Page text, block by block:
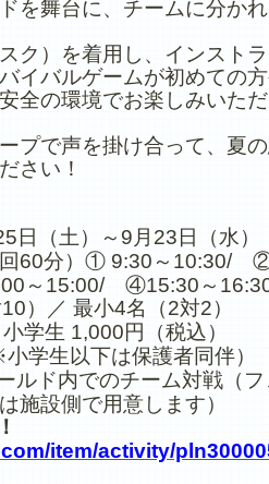
を舞台に、チームに分か
ク）を着用し、インスト
イバルゲームが初めての
全の環境でお楽しみいた
プで声を掛け合って、夏
さい！
日（土）～9月23日（水）
回60分）① 9:30～10:30/
～15:00/ ④15:30～
）／ 最小4名（2対2）
学生 1,000円（税込）
学生以下は保護者同伴）
ルド内でのチーム対戦（
施設側で用意します）
item/activity/